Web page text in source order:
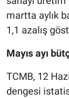
martta aylık
1,1 azalış
Mayıs ayı
TCMB, 12
dengesi